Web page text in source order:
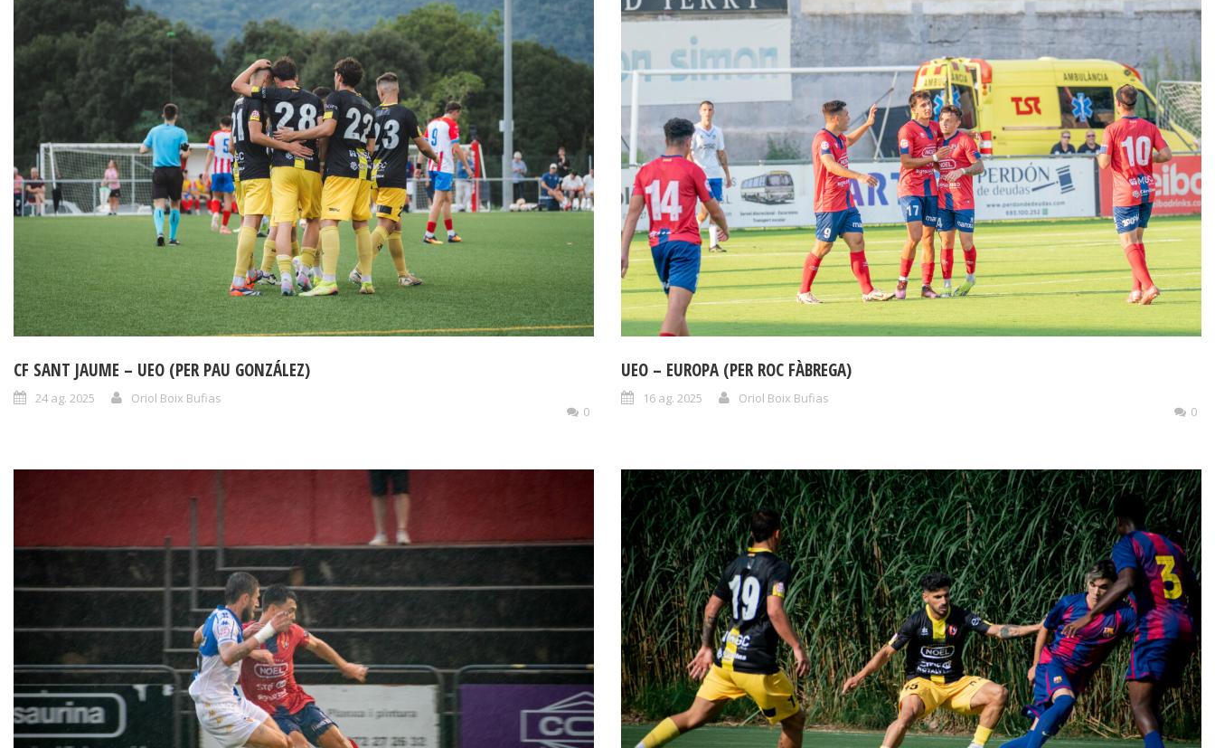
CF SANT JAUME – UEO (PER PAU GONZÁLEZ)
24 ag. 2025
Oriol Boix Bufias
0
UEO – EUROPA (PER ROC FÀBREGA)
16 ag. 2025
Oriol Boix Bufias
0